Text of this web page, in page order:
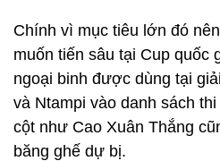
Chính vì mục tiêu lớn đó
muốn tiến sâu tại Cup quốc
ngoại binh được dùng tại
và Ntampi vào danh sách
cột như Cao Xuân Thắng
băng ghế dự bị.